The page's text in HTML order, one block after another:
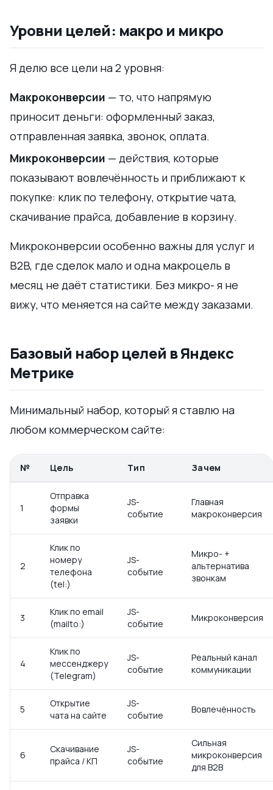
Уровни целей: макро и микро
Я делю все цели на 2 уровня:
Макроконверсии — то, что напрямую
приносит деньги: оформленный заказ,
отправленная заявка, звонок, оплата.
Микроконверсии — действия, которые
показывают вовлечённость и приближают к
покупке: клик по телефону, открытие чата,
скачивание прайса, добавление в корзину.
Микроконверсии особенно важны для услуг и
B2B, где сделок мало и одна макроцель в
месяц не даёт статистики. Без микро- я не
вижу, что меняется на сайте между заказами.
Базовый набор целей в Яндекс
Метрике
Минимальный набор, который я ставлю на
любом коммерческом сайте:
№ Цель Тип Зачем
1
Отправка
формы
заявки
JS-
событие
Главная
макроконверсия
2
Клик по
номеру
телефона
(tel:)
JS-
событие
Микро- +
альтернатива
звонкам
3
Клик по email
(mailto:)
JS-
событие
Микроконверсия
4
Клик по
мессенджеру
(Telegram)
JS-
событие
Реальный канал
коммуникации
5
Открытие
чата на сайте
JS-
событие
Вовлечённость
6
Скачивание
прайса / КП
JS-
событие
Сильная
микроконверсия
для B2B